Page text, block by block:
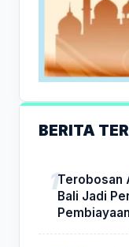
BERITA
Terobosan
Bali Jadi